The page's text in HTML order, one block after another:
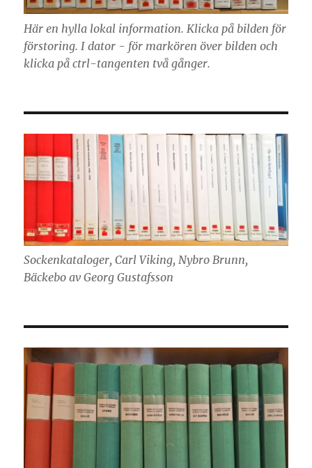
Här en hylla lokal information. Klicka på bilden för
förstoring. I dator - för markören över bilden och
klicka på ctrl-tangenten två gånger.
Sockenkataloger, Carl Viking, Nybro Brunn,
Bäckebo av Georg Gustafsson